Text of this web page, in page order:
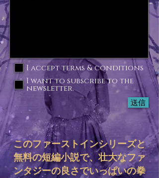
I accept terms & conditions
I want to subscribe to the
newsletter.
送信
このファーストインシリーズと
無料の短編小説で、壮大なファ
ンタジーの良さでいっぱいの拳